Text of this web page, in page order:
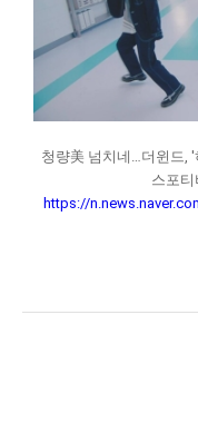
청량美 넘치네…더윈드,
스포
https://